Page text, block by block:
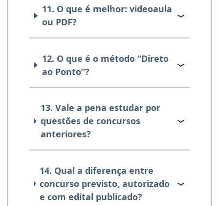
11. O que é melhor: videoaula
ou PDF?
12. O que é o método “Direto
ao Ponto”?
13. Vale a pena estudar por
questões de concursos
anteriores?
14. Qual a diferença entre
concurso previsto, autorizado
e com edital publicado?